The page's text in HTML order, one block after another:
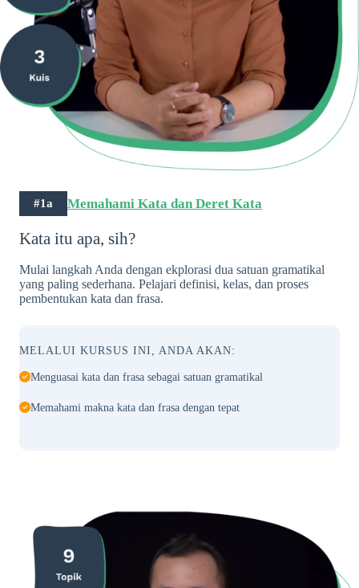
#1a Memahami Kata dan Deret Kata
Kata itu apa, sih?
Mulai langkah Anda dengan ekplorasi dua satuan gramatikal
yang paling sederhana. Pelajari definisi, kelas, dan proses
pembentukan kata dan frasa.
MELALUI KURSUS INI, ANDA AKAN:
Menguasai kata dan frasa sebagai satuan gramatikal
Memahami makna kata dan frasa dengan tepat